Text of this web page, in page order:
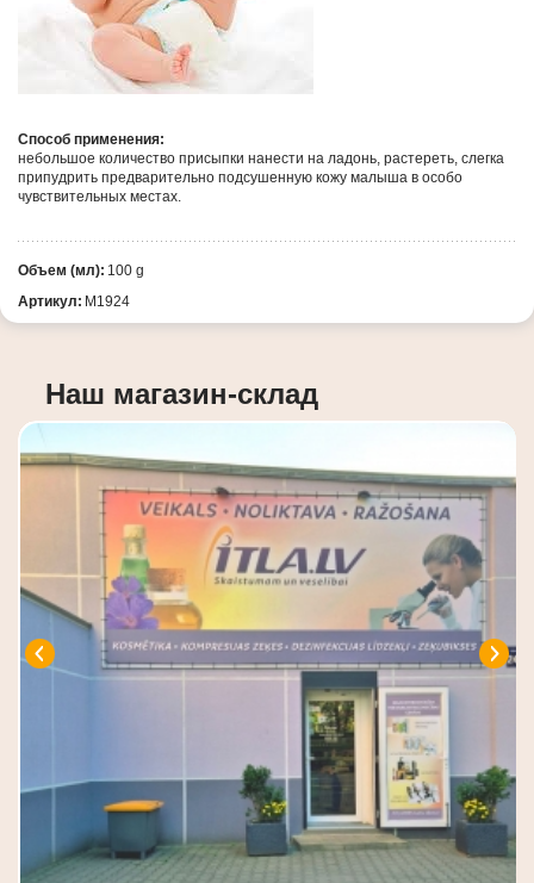
Способ применения:
небольшое количество присыпки нанести на ладонь, растереть, слегка
припудрить предварительно подсушенную кожу малыша в особо
чувствительных местах.
Объем (мл): 100 g
Артикул: M1924
Наш магазин-склад